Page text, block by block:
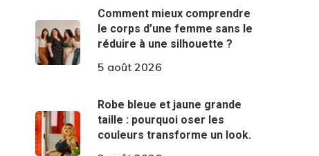
Comment mieux comprendre
le corps d’une femme sans le
réduire à une silhouette ?
5 août 2026
Robe bleue et jaune grande
taille : pourquoi oser les
couleurs transforme un look.